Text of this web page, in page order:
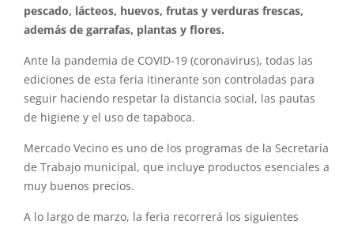
pescado, lácteos, huevos, frutas y verduras frescas,
además de garrafas, plantas y flores.
Ante la pandemia de COVID-19 (coronavirus), todas las
ediciones de esta feria itinerante son controladas para
seguir haciendo respetar la distancia social, las pautas
de higiene y el uso de tapaboca.
Mercado Vecino es uno de los programas de la Secretaría
de Trabajo municipal, que incluye productos esenciales a
muy buenos precios.
A lo largo de marzo, la feria recorrerá los siguientes